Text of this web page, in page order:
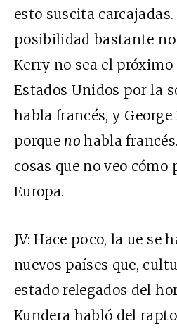
esto suscita
posibilidad bastante
Kerry no sea el
Estados Unidos por la
habla francés, y
porque nohabla
cosas que no veo cómo
Europa.
JV: Hace poco, la ue se
nuevos países que,
estado relegados del
Kundera habló del